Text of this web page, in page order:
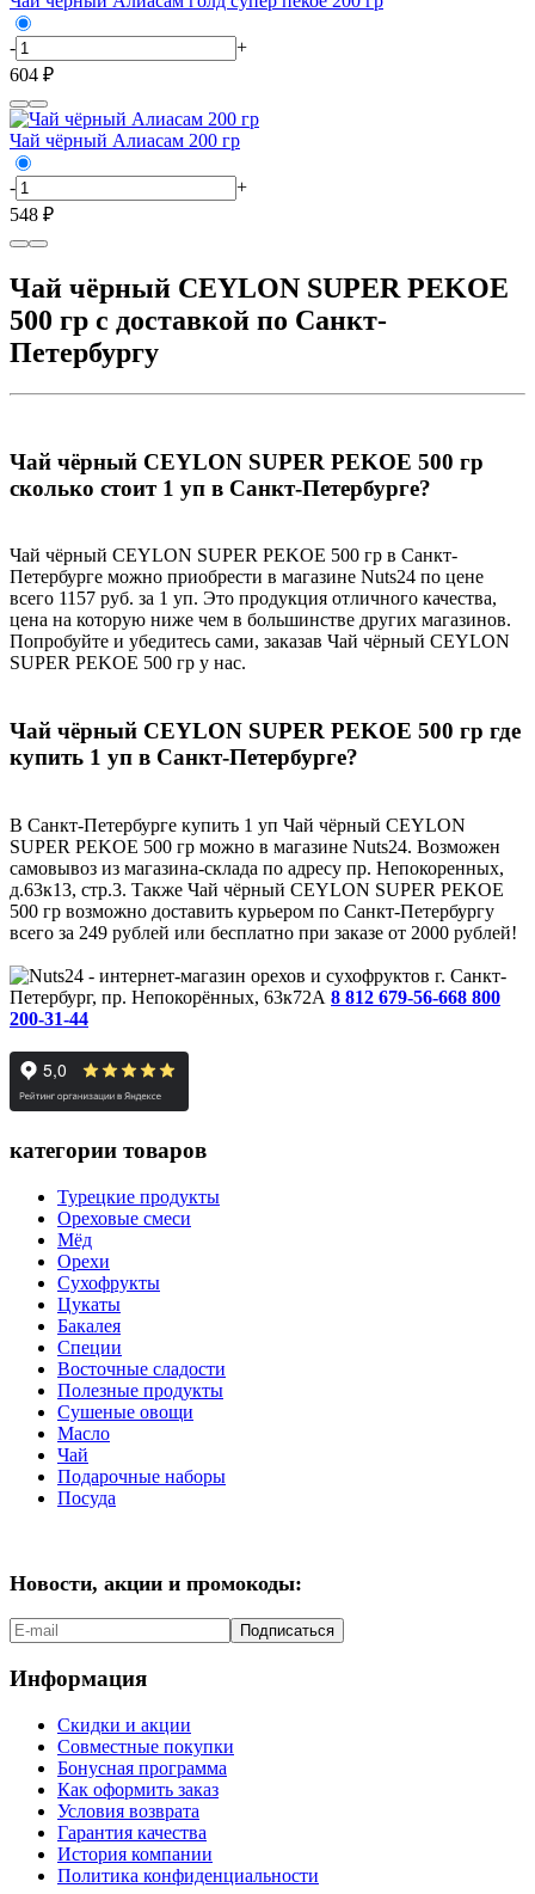
-
+
604 ₽
Чай чёрный Алиасам 200 гр
-
+
548 ₽
Чай чёрный CEYLON SUPER PEKOE
500 гр с доставкой по Санкт-
Петербургу
Чай чёрный CEYLON SUPER PEKOE 500 гр
сколько стоит 1 уп в Санкт-Петербурге?
Чай чёрный CEYLON SUPER PEKOE 500 гр в Санкт-
Петербурге можно приобрести в магазине Nuts24 по цене
всего 1157 руб. за 1 уп. Это продукция отличного качества,
цена на которую ниже чем в большинстве других магазинов.
Попробуйте и убедитесь сами, заказав Чай чёрный CEYLON
SUPER PEKOE 500 гр у нас.
Чай чёрный CEYLON SUPER PEKOE 500 гр где
купить 1 уп в Санкт-Петербурге?
В Санкт-Петербурге купить 1 уп Чай чёрный CEYLON
SUPER PEKOE 500 гр можно в магазине Nuts24. Возможен
самовывоз из магазина-склада по адресу пр. Непокоренных,
д.63к13, стр.3. Также Чай чёрный CEYLON SUPER PEKOE
500 гр возможно доставить курьером по Санкт-Петербургу
всего за 249 рублей или бесплатно при заказе от 2000 рублей!
г. Санкт-
Петербург, пр. Непокорённых, 63к72А 8 812 679-56-668 800
200-31-44
категории товаров
Турецкие продукты
Ореховые смеси
Мёд
Орехи
Сухофрукты
Цукаты
Бакалея
Специи
Восточные сладости
Полезные продукты
Сушеные овощи
Масло
Чай
Подарочные наборы
Посуда
Новости, акции и промокоды:
Подписаться
Информация
Скидки и акции
Совместные покупки
Бонусная программа
Как оформить заказ
Условия возврата
Гарантия качества
История компании
Политика конфиденциальности